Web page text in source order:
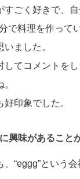
ごく好きで、
で料理を作って
ました。
てコメントを
印象でした。
味があること
“eggg”という